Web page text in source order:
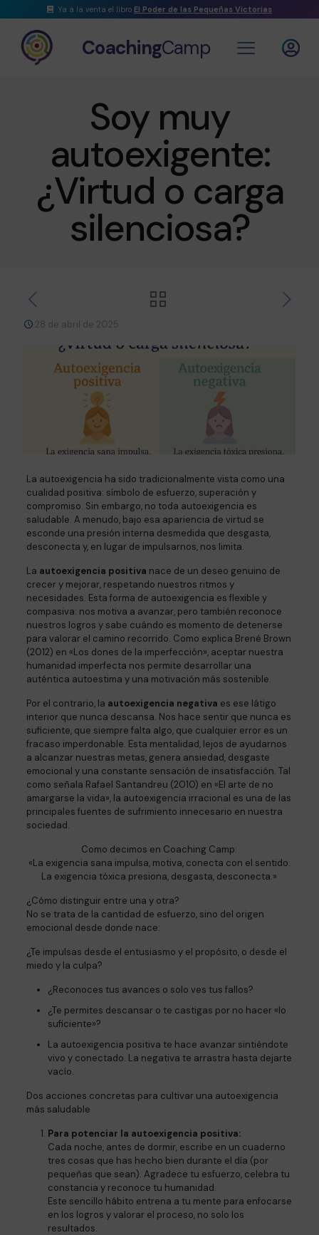
Ya a la venta el libro El Poder de las Pequeñas Victorias
CoachingCamp
Soy muy
autoexigente:
¿Virtud o carga
silenciosa?
28 de abril de 2025
La autoexigencia ha sido tradicionalmente vista como una
cualidad positiva: símbolo de esfuerzo, superación y
compromiso. Sin embargo, no toda autoexigencia es
saludable. A menudo, bajo esa apariencia de virtud se
esconde una presión interna desmedida que desgasta,
desconecta y, en lugar de impulsarnos, nos limita.
La autoexigencia positiva nace de un deseo genuino de
crecer y mejorar, respetando nuestros ritmos y
necesidades. Esta forma de autoexigencia es flexible y
compasiva: nos motiva a avanzar, pero también reconoce
nuestros logros y sabe cuándo es momento de detenerse
para valorar el camino recorrido. Como explica Brené Brown
(2012) en «Los dones de la imperfección», aceptar nuestra
humanidad imperfecta nos permite desarrollar una
auténtica autoestima y una motivación más sostenible.
Por el contrario, la autoexigencia negativa es ese látigo
interior que nunca descansa. Nos hace sentir que nunca es
suficiente, que siempre falta algo, que cualquier error es un
fracaso imperdonable. Esta mentalidad, lejos de ayudarnos
a alcanzar nuestras metas, genera ansiedad, desgaste
emocional y una constante sensación de insatisfacción. Tal
como señala Rafael Santandreu (2010) en «El arte de no
amargarse la vida», la autoexigencia irracional es una de las
principales fuentes de sufrimiento innecesario en nuestra
sociedad.
Como decimos en Coaching Camp:
«La exigencia sana impulsa, motiva, conecta con el sentido.
La exigencia tóxica presiona, desgasta, desconecta.»
¿Cómo distinguir entre una y otra?
No se trata de la cantidad de esfuerzo, sino del origen
emocional desde donde nace:
¿Te impulsas desde el entusiasmo y el propósito, o desde el
miedo y la culpa?
¿Reconoces tus avances o solo ves tus fallos?
¿Te permites descansar o te castigas por no hacer «lo
suficiente»?
La autoexigencia positiva te hace avanzar sintiéndote
vivo y conectado. La negativa te arrastra hasta dejarte
vacío.
Dos acciones concretas para cultivar una autoexigencia
más saludable
Para potenciar la autoexigencia positiva:
Cada noche, antes de dormir, escribe en un cuaderno
tres cosas que has hecho bien durante el día (por
pequeñas que sean). Agradece tu esfuerzo, celebra tu
constancia y reconoce tu humanidad.
Este sencillo hábito entrena a tu mente para enfocarse
en los logros y valorar el proceso, no solo los
resultados.